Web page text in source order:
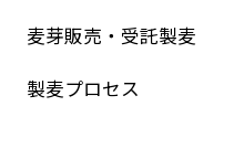
麦芽販売・受託製麦
製麦プロセス